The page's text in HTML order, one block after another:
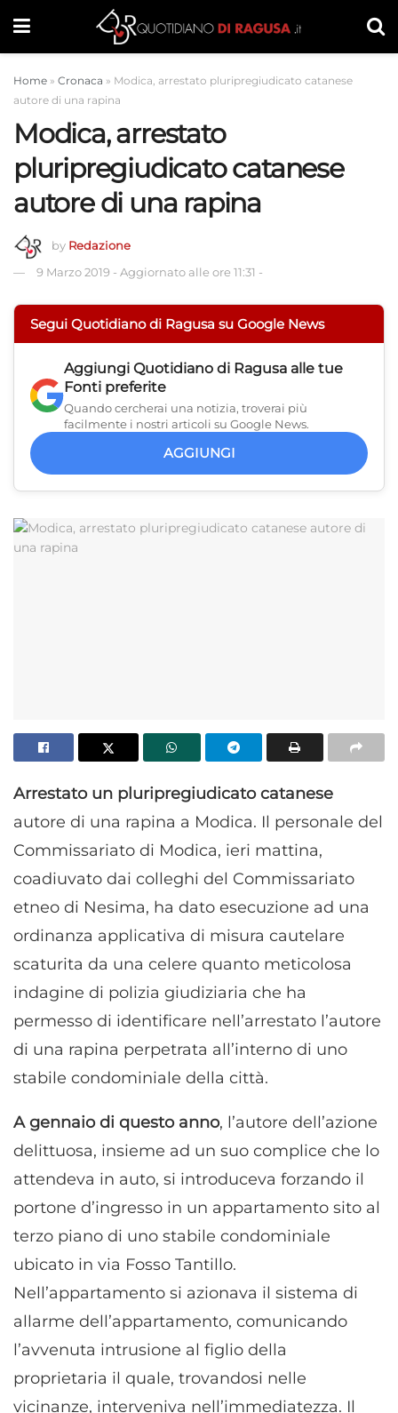
Home » Cronaca » Modica, arrestato pluripregiudicato catanese
autore di una rapina
Modica, arrestato
pluripregiudicato catanese
autore di una rapina
by Redazione
9 Marzo 2019 - Aggiornato alle ore 11:31 -
Segui Quotidiano di Ragusa su Google News
Aggiungi Quotidiano di Ragusa alle tue
Fonti preferite
Quando cercherai una notizia, troverai più
facilmente i nostri articoli su Google News.
AGGIUNGI
Arrestato un pluripregiudicato catanese
autore di una rapina a Modica. Il personale del
Commissariato di Modica, ieri mattina,
coadiuvato dai colleghi del Commissariato
etneo di Nesima, ha dato esecuzione ad una
ordinanza applicativa di misura cautelare
scaturita da una celere quanto meticolosa
indagine di polizia giudiziaria che ha
permesso di identificare nell’arrestato l’autore
di una rapina perpetrata all’interno di uno
stabile condominiale della città.
A gennaio di questo anno, l’autore dell’azione
delittuosa, insieme ad un suo complice che lo
attendeva in auto, si introduceva forzando il
portone d’ingresso in un appartamento sito al
terzo piano di uno stabile condominiale
ubicato in via Fosso Tantillo.
Nell’appartamento si azionava il sistema di
allarme dell’appartamento, comunicando
l’avvenuta intrusione al figlio della
proprietaria il quale, trovandosi nelle
vicinanze, interveniva nell’immediatezza. Il